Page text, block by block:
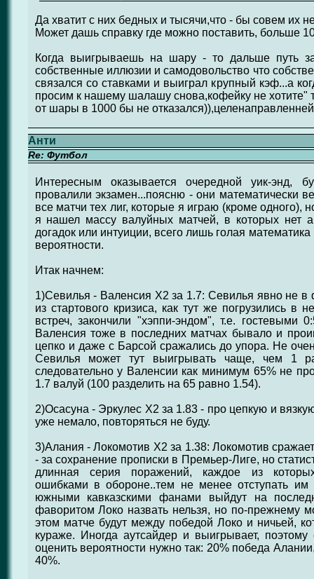
Да хватит с них бедных и тысячи,что - бы совем их
Может дашь справку где можно поставить, больше
Когда выигрываешь на шару - то дальше путь
собственные иллюзии и самодовольство что
связался со ставками и выиграл крупный кэф...а
просим к нашему шалашу снова,кофейку не хотите"
от шары в 1000 бы не
Анти
Re: Футбол
Интересным оказывается очередной уик-энд,
провалили экзамен...поясню - они математически
все матчи тех лиг, которые я играю (кроме
я нашел массу валуйных матчей, в которых нет
догадок или интуиции, всего лишь голая
вероятности.
Итак начнем:
1)Севилья - Валенсия Х2 за 1.7: Севилья явно не
из стартового кризиса, как тут же погрузились в
встреч, закончили "хэппи-эндом", т.е.
Валенсия тоже в последних матчах бывало и
цепко и даже с Барсой сражались до упора. Не
Севилья может тут выигрывать чаще, чем 1
следовательно у Валенсии как минимум 65% не
1.7 валуй (100 разделить на 65 равно 1.54).
2)Осасуна - Эркулес Х2 за 1.83 - про цепкую и
уже немало, повторяться не буду.
3)Алания - Локомотив Х2 за 1.38: Локомотив
- за сохранение прописки в Премьер-Лиге, но
длинная серия поражений, каждое из
ошибками в обороне..тем не менее отступать
южными кавказскими фанами выйдут на
фаворитом Локо назвать нельзя, но по-прежнему
этом матче будут между победой Локо и ничьей,
кураже. Иногда аутсайдер и выигрывает,
оценить вероятности нужно так: 20% победа
40%.